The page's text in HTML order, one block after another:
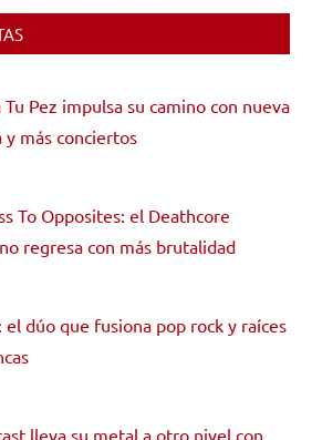
Pez impulsa su camino con nueva
y más conciertos
To Opposites: el Deathcore
regresa con más brutalidad
el dúo que fusiona pop rock y raíces
lleva su metal a otro nivel con